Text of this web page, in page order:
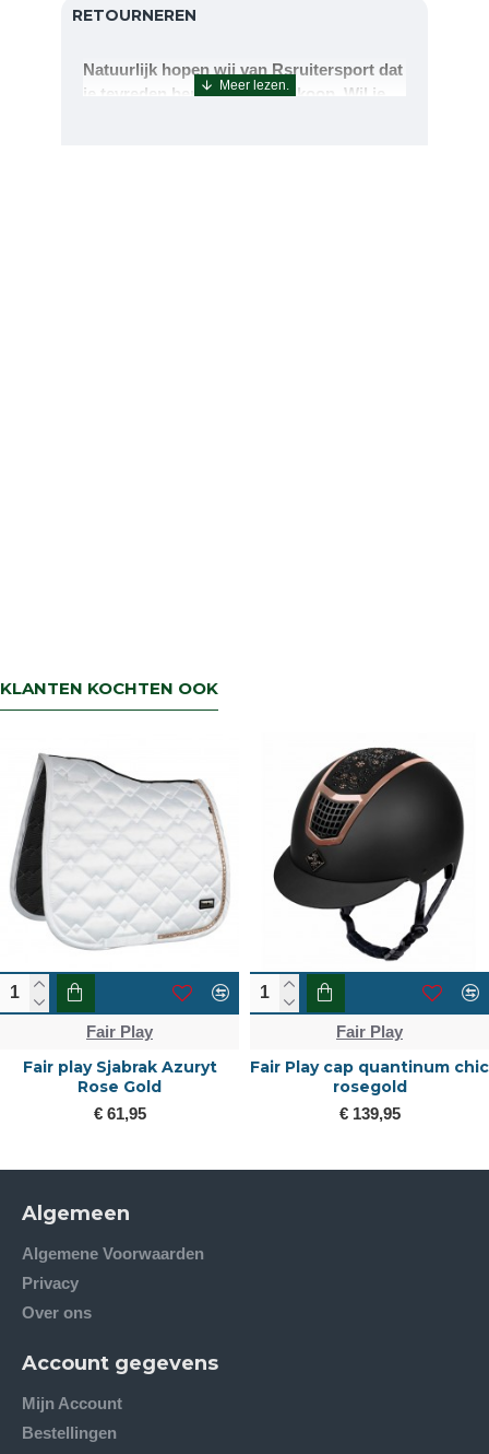
RETOURNEREN
Natuurlijk hopen wij van Rsruitersport dat
je tevreden bent met uw aankoop. Wil je
KLANTEN KOCHTEN OOK
Fair Play
Fair play Sjabrak Azuryt
Rose Gold
€ 61,95
Fair Play
Fair Play cap quantinum chic
rosegold
€ 139,95
Algemeen
Algemene Voorwaarden
Privacy
Over ons
Account gegevens
Mijn Account
Bestellingen